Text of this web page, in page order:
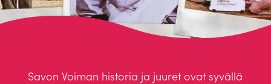
Savon Voiman historia ja juuret ovat syvällä